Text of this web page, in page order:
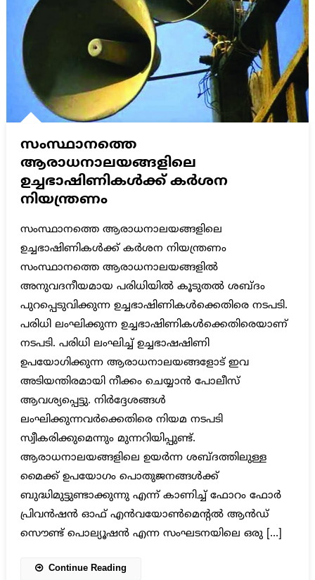
സംസ്ഥാനത്തെ
ആരാധനാലയങ്ങളിലെ
ഉച്ചഭാഷിണികള്‍ക്ക് കര്‍ശന
നിയന്ത്രണം
സംസ്ഥാനത്തെ ആരാധനാലയങ്ങളിലെ
ഉച്ചഭാഷിണികള്‍ക്ക് കര്‍ശന നിയന്ത്രണം
സംസ്ഥാനത്തെ ആരാധനാലയങ്ങളില്‍
അനുവദനീയമായ പരിധിയില്‍ കൂടുതല്‍ ശബ്ദം
പുറപ്പെടുവിക്കുന്ന ഉച്ചഭാഷിണികള്‍ക്കെതിരെ നടപടി.
പരിധി ലംഘിക്കുന്ന ഉച്ചഭാഷിണികള്‍ക്കെതിരെയാണ്
നടപടി. പരിധി ലംഘിച്ച് ഉച്ചഭാഷഷിണി
ഉപയോഗിക്കുന്ന ആരാധനാലയങ്ങളോട് ഇവ
അടിയന്തിരമായി നീക്കം ചെയ്യാന്‍ പോലീസ്
ആവശ്യപ്പെട്ടു. നിര്‍ദ്ദേശങ്ങള്‍
ലംഘിക്കുന്നവര്‍ക്കെതിരെ നിയമ നടപടി
സ്വീകരിക്കുമെന്നും മുന്നറിയിപ്പുണ്ട്.
ആരാധനാലയങ്ങളിലെ ഉയര്‍ന്ന ശബ്ദത്തിലുള്ള
മൈക്ക് ഉപയോഗം പൊതുജനങ്ങള്‍ക്ക്
ബുദ്ധിമുട്ടുണ്ടാക്കുന്നു എന്ന് കാണിച്ച് ഫോറം ഫോര്‍
പ്രിവന്‍ഷന്‍ ഓഫ് എന്‍വയോണ്‍മെന്റല്‍ ആന്‍ഡ്
സൌണ്ട് പൊല്യൂഷന്‍ എന്ന സംഘടനയിലെ ഒരു […]
Continue Reading